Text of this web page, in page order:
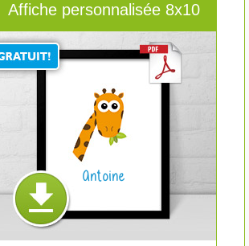
Affiche personnalisée 8x10
Antoine